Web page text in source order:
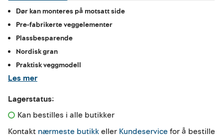
Dør kan monteres på motsatt side
Pre-fabrikerte veggelementer
Plassbesparende
Nordisk gran
Praktisk veggmodell
Les mer
Lagerstatus:
Kan bestilles i alle butikker
Kontakt nærmeste butikkeller Kundeservicefor å bestille